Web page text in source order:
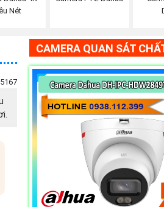
Nét
CAMERA QUAN SÁT